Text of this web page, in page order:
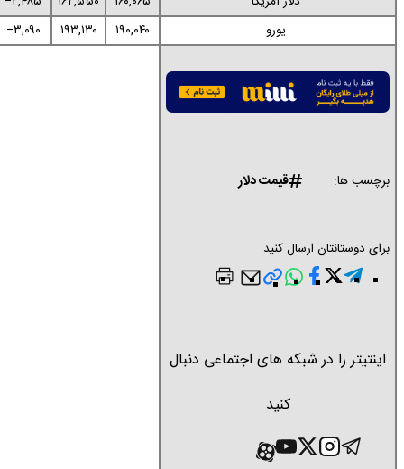
یورو
۱۹۰,۰۴۰ ۱۹۳,۱۳۰
برچسب ها: قیمت دلار
برای دوستانتان ارسال کنید
اینتیتر را در شبکه های اجتماعی دنبال
کنید